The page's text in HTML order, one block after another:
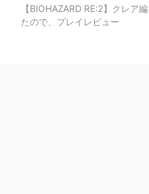
【BIOHAZARD RE:2】クレア
たので、プレイレビュー